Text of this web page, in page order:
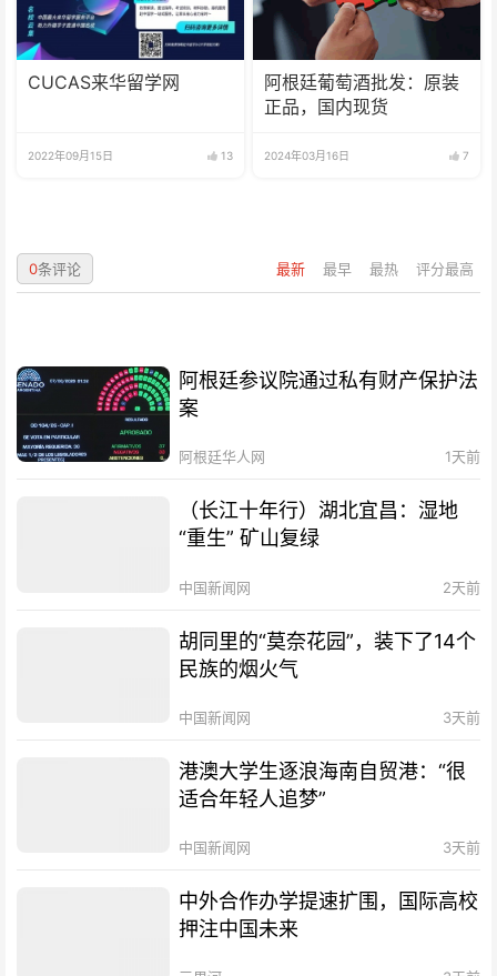
CUCAS来华留学网
2022年09月15日 13
阿根廷葡萄酒批发：原装
正品，国内现货
2024年03月16日 7
最新 最早 最热 评分最高
0条评论
阿根廷参议院通过私有财产保护法
案
阿根廷华人网 1天前
（长江十年行）湖北宜昌：湿地
“重生” 矿山复绿
中国新闻网 2天前
胡同里的“莫奈花园”，装下了14个
民族的烟火气
中国新闻网 3天前
港澳大学生逐浪海南自贸港：“很
适合年轻人追梦”
中国新闻网 3天前
中外合作办学提速扩围，国际高校
押注中国未来